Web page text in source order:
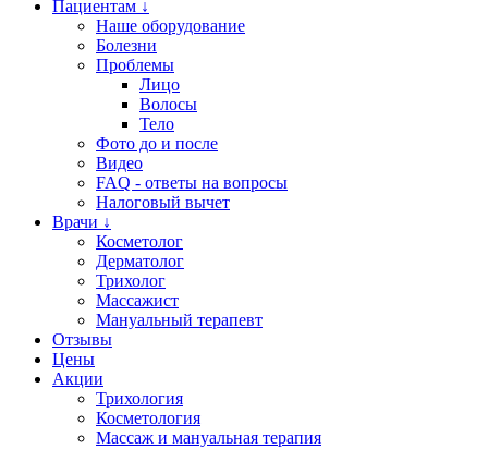
Пациентам ↓
Наше оборудование
Болезни
Проблемы
Лицо
Волосы
Тело
Фото до и после
Видео
FAQ - ответы на вопросы
Налоговый вычет
Врачи ↓
Косметолог
Дерматолог
Трихолог
Массажист
Мануальный терапевт
Отзывы
Цены
Акции
Трихология
Косметология
Массаж и мануальная терапия